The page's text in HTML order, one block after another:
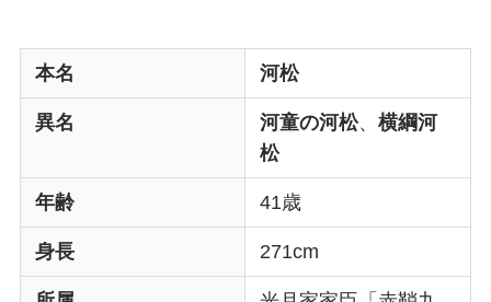
本名 河松
異名 河童の河松、横綱河
松
年齢 41歳
身長 271cm